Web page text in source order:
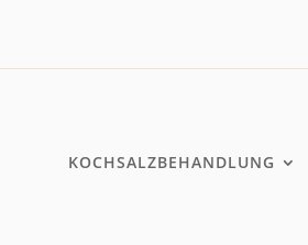
KOCHSALZBEHANDLUNG